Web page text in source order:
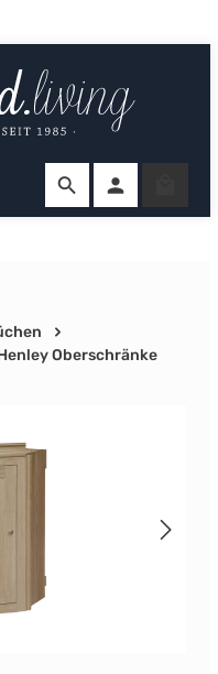
Oberschränke